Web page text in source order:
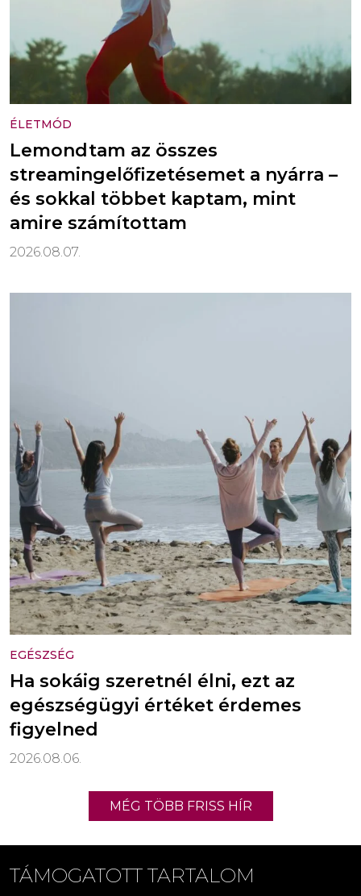
ÉLETMÓD
Lemondtam az összes
streamingelőfizetésemet a nyárra –
és sokkal többet kaptam, mint
amire számítottam
2026.08.07.
EGÉSZSÉG
Ha sokáig szeretnél élni, ezt az
egészségügyi értéket érdemes
figyelned
2026.08.06.
MÉG TÖBB FRISS HÍR
TÁMOGATOTT TARTALOM